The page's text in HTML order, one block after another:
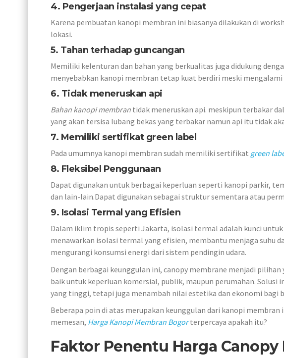
4. Pengerjaan instalasi yang cepat
Karena pembuatan kanopi membran ini biasanya dilakukan di
lokasi.
5. Tahan terhadap guncangan
Memiliki kelenturan dan bahan yang berkualitas juga didukung
menyebabkan kanopi membran tetap kuat berdiri meski mengalami
6. Tidak meneruskan api
Bahan kanopi membran tidak meneruskan api. meskipun terbakar
yang akan tersisa lubang bekas yang terbakar namun api itu tidak
7. Memiliki sertifikat green label
Pada umumnya kanopi membran sudah memiliki sertifikat green
8. Fleksibel Penggunaan
Dapat digunakan untuk berbagai keperluan seperti kanopi parkir,
dan lain-lain.Dapat digunakan sebagai struktur sementara atau
9. Isolasi Termal yang Efisien
Dalam iklim tropis seperti Jakarta, isolasi termal adalah kunci
menawarkan isolasi termal yang efisien, membantu menjaga suhu
mengurangi konsumsi energi dari sistem pendingin udara.
Dengan berbagai keunggulan ini, canopy membrane menjadi
baik untuk keperluan komersial, publik, maupun perumahan. Solusi
yang tinggi, tetapi juga menambah nilai estetika dan ekonomi bagi
Beberapa poin di atas merupakan keunggulan dari kanopi membran
memesan, Harga Kanopi Membran Bogorterpercaya apakah itu?
Faktor Penentu Harga